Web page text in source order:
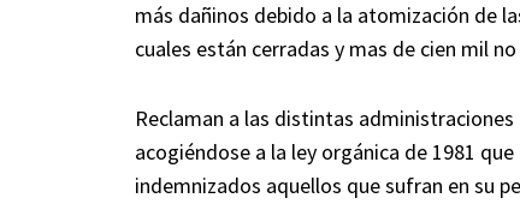
más dañinos debido a la atomización de
cuales están cerradas y mas de cien mil
Reclaman a las distintas
acogiéndose a la ley orgánica de 1981
indemnizados aquellos que sufran en su